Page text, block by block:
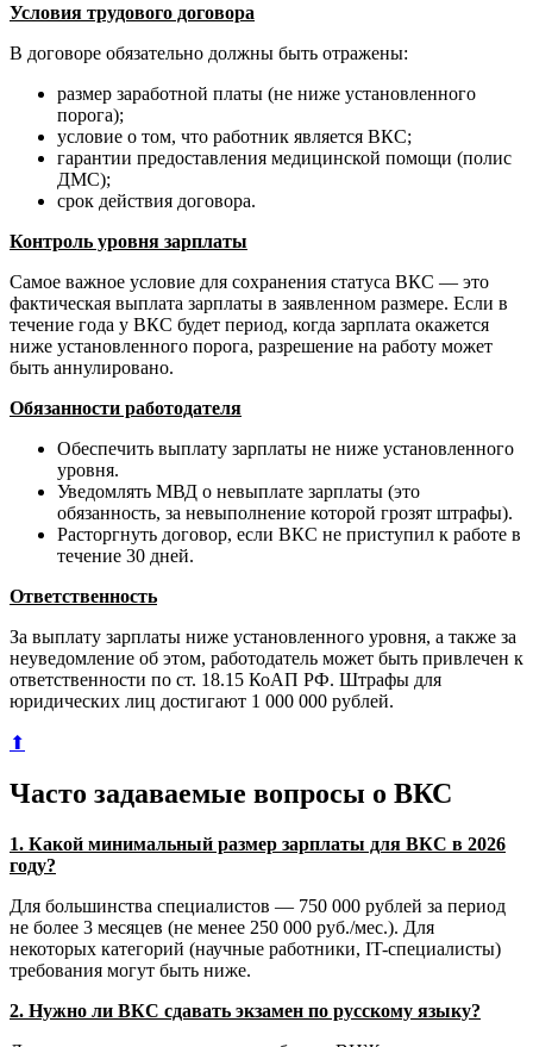
Условия трудового договора
В договоре обязательно должны быть отражены:
размер заработной платы (не ниже установленного
порога);
условие о том, что работник является ВКС;
гарантии предоставления медицинской помощи (полис
ДМС);
срок действия договора.
Контроль уровня зарплаты
Самое важное условие для сохранения статуса ВКС — это
фактическая выплата зарплаты в заявленном размере. Если в
течение года у ВКС будет период, когда зарплата окажется
ниже установленного порога, разрешение на работу может
быть аннулировано.
Обязанности работодателя
Обеспечить выплату зарплаты не ниже установленного
уровня.
Уведомлять МВД о невыплате зарплаты (это
обязанность, за невыполнение которой грозят штрафы).
Расторгнуть договор, если ВКС не приступил к работе в
течение 30 дней.
Ответственность
За выплату зарплаты ниже установленного уровня, а также за
неуведомление об этом, работодатель может быть привлечен к
ответственности по ст. 18.15 КоАП РФ. Штрафы для
юридических лиц достигают 1 000 000 рублей.
⬆
Часто задаваемые вопросы о ВКС
1. Какой минимальный размер зарплаты для ВКС в 2026
году?
Для большинства специалистов — 750 000 рублей за период
не более 3 месяцев (не менее 250 000 руб./мес.). Для
некоторых категорий (научные работники, IT-специалисты)
требования могут быть ниже.
2. Нужно ли ВКС сдавать экзамен по русскому языку?